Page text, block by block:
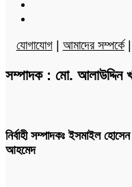
যোগাযোগ| আমাদের সম্পর্কে|
সম্পাদক : মো. আলাউদ্দিন
নির্বাহী সম্পাদকঃ ইসমাইল
আহমেদ